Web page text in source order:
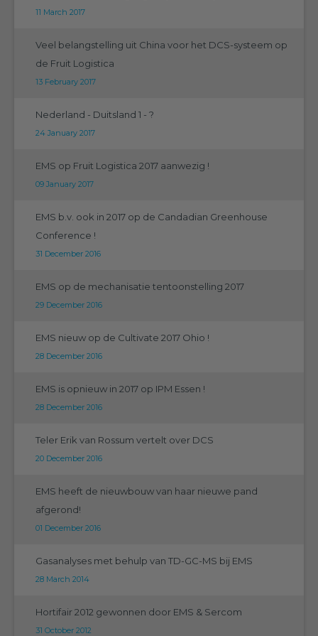
11 March 2017
Veel belangstelling uit China voor het DCS-systeem op
de Fruit Logistica
13 February 2017
Nederland - Duitsland 1 - ?
24 January 2017
EMS op Fruit Logistica 2017 aanwezig !
09 January 2017
EMS b.v. ook in 2017 op de Candadian Greenhouse
Conference !
31 December 2016
EMS op de mechanisatie tentoonstelling 2017
29 December 2016
EMS nieuw op de Cultivate 2017 Ohio !
28 December 2016
EMS is opnieuw in 2017 op IPM Essen !
28 December 2016
Teler Erik van Rossum vertelt over DCS
20 December 2016
EMS heeft de nieuwbouw van haar nieuwe pand
afgerond!
01 December 2016
Gasanalyses met behulp van TD-GC-MS bij EMS
28 March 2014
Hortifair 2012 gewonnen door EMS & Sercom
31 October 2012